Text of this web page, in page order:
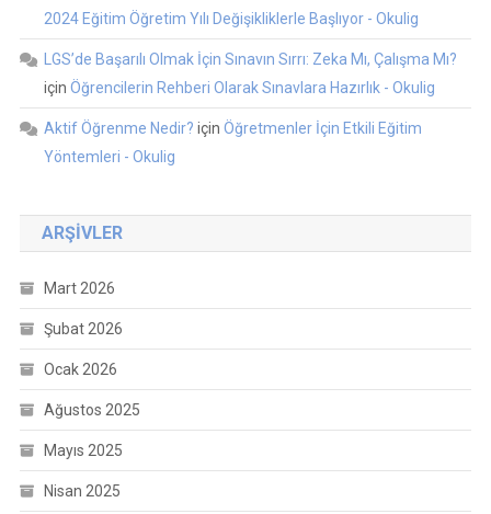
2024 Eğitim Öğretim Yılı Değişikliklerle Başlıyor - Okulig
LGS’de Başarılı Olmak İçin Sınavın Sırrı: Zeka Mı, Çalışma Mı?
için Öğrencilerin Rehberi Olarak Sınavlara Hazırlık - Okulig
Aktif Öğrenme Nedir? için Öğretmenler İçin Etkili Eğitim
Yöntemleri - Okulig
ARŞIVLER
Mart 2026
Şubat 2026
Ocak 2026
Ağustos 2025
Mayıs 2025
Nisan 2025